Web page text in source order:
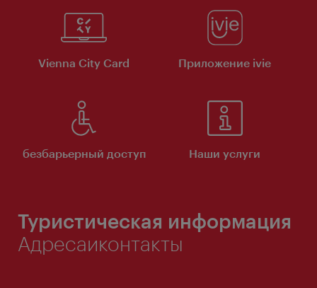
Vienna City Card Приложение ivie
безбарьерный доступ Наши услуги
Туристическая информация
Адресаиконтакты